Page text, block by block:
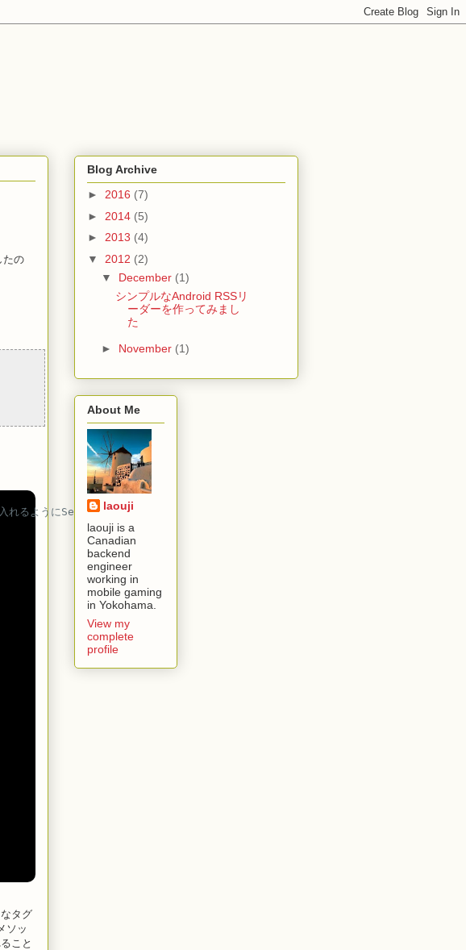
たの
るようにSerializableを実装
タグ
ソッ
こと
Blog Archive
► 2016 (7)
► 2014 (5)
► 2013 (4)
▼ 2012 (2)
▼ December (1)
シンプルなAndroid RSSリ
ーダーを作ってみまし
た
► November (1)
About Me
laouji
laouji is a
Canadian
backend
engineer
working in
mobile gaming
in Yokohama.
View my
complete
profile